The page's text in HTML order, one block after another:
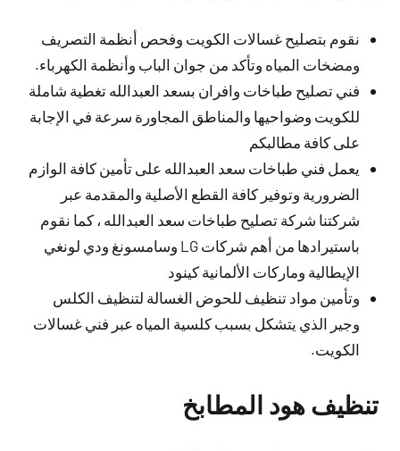
نقوم بتصليح غسالات الكويت وفحص أنظمة التصريف
ومضخات المياه وتأكد من جوان الباب وأنظمة الكهرباء.
فني تصليح طباخات وافران بسعد العبدالله تغطية شاملة
للكويت وضواحيها والمناطق المجاورة سرعة في الإجابة
على كافة مطالبكم
يعمل فني طباخات سعد العبدالله على تأمين كافة الوازم
الضرورية وتوفير كافة القطع الأصلية والمقدمة عبر
شركتنا شركة تصليح طباخات سعد العبدالله ، كما نقوم
باستيرادها من أهم شركات LG وسامسونغ ودي لونغي
الإيطالية وماركات الألمانية كينود
وتأمين مواد تنظيف للحوض الغسالة لتنظيف الكلس
وجير الذي يتشكل بسبب كلسية المياه عبر فني غسالات
الكويت.
تنظيف هود المطابخ